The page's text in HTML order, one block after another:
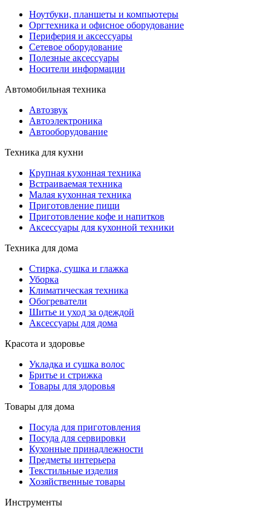
Ноутбуки, планшеты и компьютеры
Оргтехника и офисное оборудование
Периферия и аксессуары
Cетевое оборудование
Полезные аксессуары
Носители информации
Автомобильная техника
Автозвук
Автоэлектроника
Автооборудование
Техника для кухни
Крупная кухонная техника
Встраиваемая техника
Малая кухонная техника
Приготовление пищи
Приготовление кофе и напитков
Аксессуары для кухонной техники
Техника для дома
Стирка, сушка и глажка
Уборка
Климатическая техника
Обогреватели
Шитье и уход за одеждой
Аксессуары для дома
Красота и здоровье
Укладка и сушка волос
Бритье и стрижка
Товары для здоровья
Товары для дома
Посуда для приготовления
Посуда для сервировки
Кухонные принадлежности
Предметы интерьера
Текстильные изделия
Хозяйственные товары
Инструменты